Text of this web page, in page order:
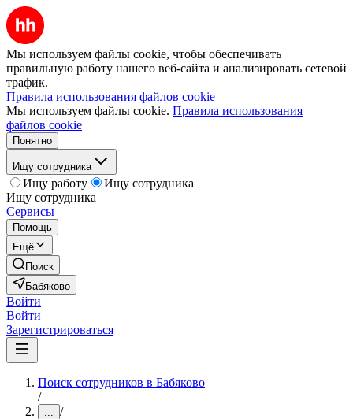
Мы используем файлы cookie, чтобы обеспечивать
правильную работу нашего веб-сайта и анализировать сетевой
трафик.
Правила использования файлов cookie
Мы используем файлы cookie. Правила использования
файлов cookie
Понятно
Ищу сотрудника
Ищу работу
Ищу сотрудника
Ищу сотрудника
Сервисы
Помощь
Ещё
Поиск
Бабяково
Войти
Войти
Зарегистрироваться
Поиск сотрудников в Бабяково
/
... /